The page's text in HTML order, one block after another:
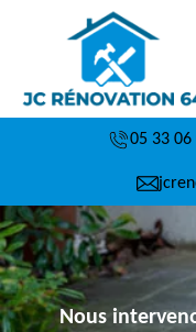
05 33 06
Nous